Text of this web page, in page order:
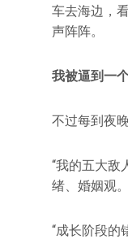
车去海边，
声阵阵。
我被逼到一
不过每到夜
“我的五大敌
绪、婚姻观
“成长阶段的